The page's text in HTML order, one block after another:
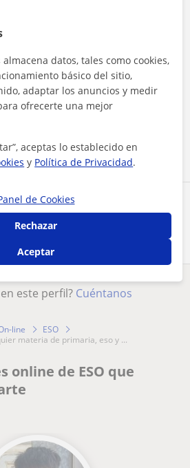
profesor
aviso legaly deprivacidad
este perfil? Cuéntanos
line
ESO
materia de primaria, eso y ...
online de ESO que
datos, tales como cookies,
básico del sitio,
adaptar los anuncios y medir
ofrecerte una mejor
aceptas lo establecido en
y Política de Privacidad.
de Cookies
Rechazar
Aceptar